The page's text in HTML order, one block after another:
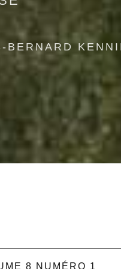
BERNARD
8 NUMÉRO 1